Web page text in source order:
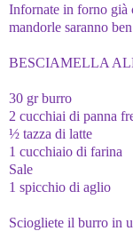
Infornate in forno già
mandorle saranno
BESCIAMELLA
30 gr burro
2 cucchiai di panna
½ tazza di latte
1 cucchiaio di farina
Sale
1 spicchio di aglio
Sciogliete il burro in